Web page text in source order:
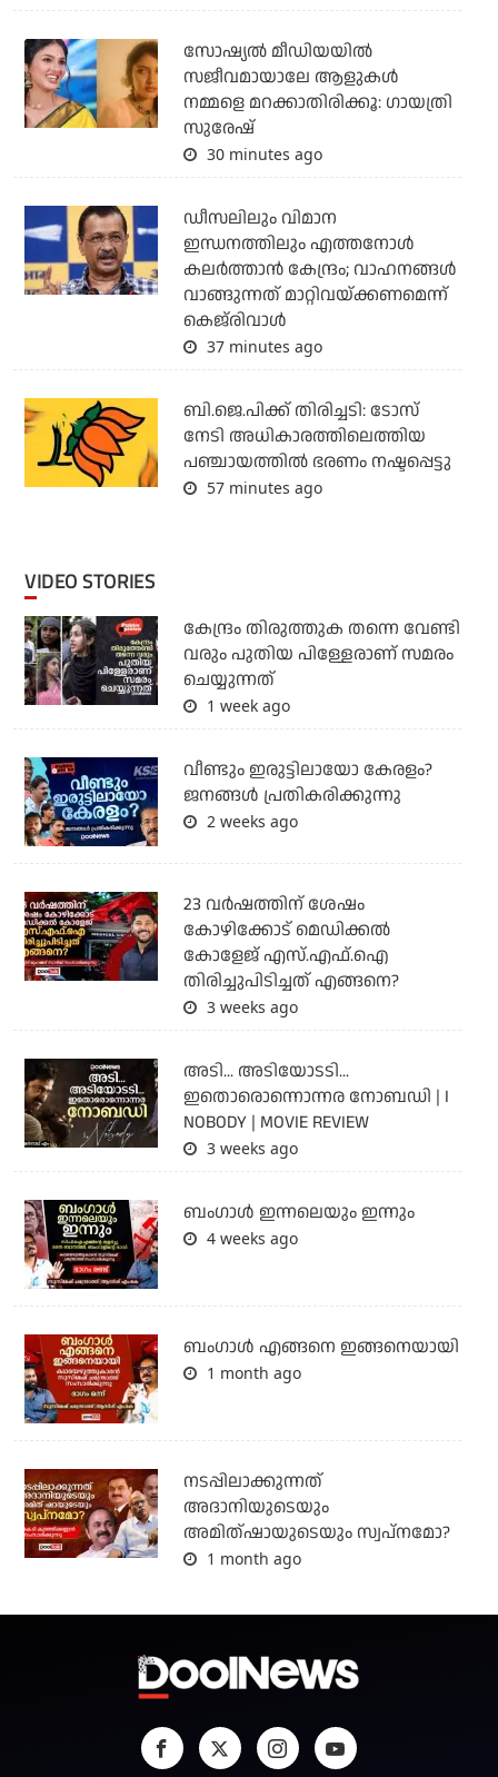
സോഷ്യൽ മീഡിയയിൽ
സജീവമായാലേ ആളുകൾ
നമ്മളെ മറക്കാതിരിക്കൂ: ഗായത്രി
സുരേഷ്
30 minutes ago
ഡീസലിലും വിമാന
ഇന്ധനത്തിലും എത്തനോള്‍
കലര്‍ത്താന്‍ കേന്ദ്രം; വാഹനങ്ങള്‍
വാങ്ങുന്നത് മാറ്റിവയ്ക്കണമെന്ന്
കെജ്‌രിവാള്‍
37 minutes ago
ബി.ജെ.പിക്ക് തിരിച്ചടി: ടോസ്
നേടി അധികാരത്തിലെത്തിയ
പഞ്ചായത്തില്‍ ഭരണം നഷ്ടപ്പെട്ടു
57 minutes ago
VIDEO STORIES
കേന്ദ്രം തിരുത്തുക തന്നെ വേണ്ടി
വരും പുതിയ പിള്ളേരാണ് സമരം
ചെയ്യുന്നത്
1 week ago
വീണ്ടും ഇരുട്ടിലായോ കേരളം?
ജനങ്ങൾ പ്രതികരിക്കുന്നു
2 weeks ago
23 വർഷത്തിന് ശേഷം
കോഴിക്കോട് മെഡിക്കൽ
കോളേജ് എസ്.എഫ്.ഐ
തിരിച്ചുപിടിച്ചത് എങ്ങനെ?
3 weeks ago
അടി... അടിയോടടി...
ഇതൊരൊന്നൊന്നര നോബഡി | I
NOBODY | MOVIE REVIEW
3 weeks ago
ബംഗാള്‍ ഇന്നലെയും ഇന്നും
4 weeks ago
ബം​ഗാൾ എങ്ങനെ ഇങ്ങനെയായി
1 month ago
നടപ്പിലാക്കുന്നത്
അദാനിയുടെയും
അമിത്ഷായുടെയും സ്വപ്നമോ?
1 month ago